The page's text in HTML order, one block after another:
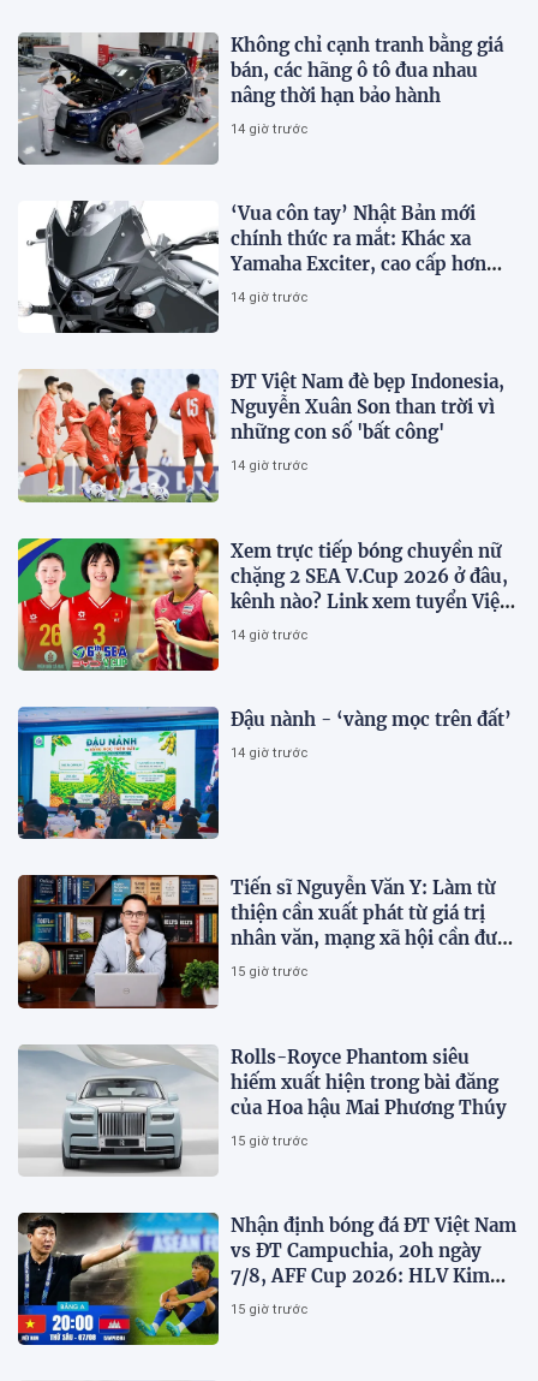
Không chỉ cạnh tranh bằng giá
bán, các hãng ô tô đua nhau
nâng thời hạn bảo hành
14 giờ trước
‘Vua côn tay’ Nhật Bản mới
chính thức ra mắt: Khác xa
Yamaha Exciter, cao cấp hơn
Honda Winner R, giá rẻ so với
14 giờ trước
ĐT Việt Nam đè bẹp Indonesia,
Nguyễn Xuân Son than trời vì
những con số 'bất công'
14 giờ trước
Xem trực tiếp bóng chuyền nữ
chặng 2 SEA V.Cup 2026 ở đâu,
kênh nào? Link xem tuyển Việt
Nam thi đấu
14 giờ trước
Đậu nành - ‘vàng mọc trên đất’
14 giờ trước
Tiến sĩ Nguyễn Văn Y: Làm từ
thiện cần xuất phát từ giá trị
nhân văn, mạng xã hội cần được
sử dụng bằng văn hóa và trách
15 giờ trước
Rolls-Royce Phantom siêu
hiếm xuất hiện trong bài đăng
của Hoa hậu Mai Phương Thúy
15 giờ trước
Nhận định bóng đá ĐT Việt Nam
vs ĐT Campuchia, 20h ngày
7/8, AFF Cup 2026: HLV Kim
Sang-sik tiết lộ kế hoạch nhân
15 giờ trước